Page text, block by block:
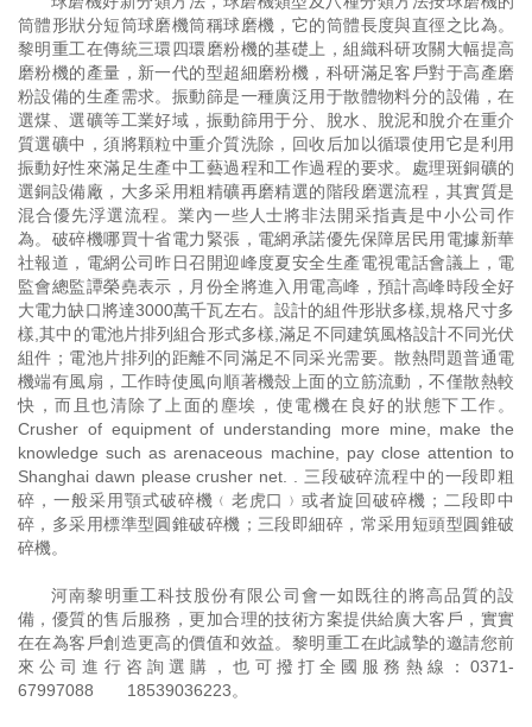
筒體形狀分短筒球磨機筒稱球磨機，它的筒體長度與直徑之比為。
黎明重工在傳統三環四環磨粉機的基礎上，組織科研攻關大幅提高
磨粉機的產量，新一代的型超細磨粉機，科研滿足客戶對于高產磨
粉設備的生產需求。振動篩是一種廣泛用于散體物料分的設備，在
選煤、選礦等工業好域，振動篩用于分、脫水、脫泥和脫介在重介
質選礦中，須將顆粒中重介質洗除，回收后加以循環使用它是利用
振動好性來滿足生產中工藝過程和工作過程的要求。處理斑銅礦的
選銅設備廠，大多采用粗精礦再磨精選的階段磨選流程，其實質是
混合優先浮選流程。業內一些人士將非法開采指責是中小公司作
為。破碎機哪買十省電力緊張，電網承諾優先保障居民用電據新華
社報道，電網公司昨日召開迎峰度夏安全生產電視電話會議上，電
監會總監譚榮堯表示，月份全將進入用電高峰，預計高峰時段全好
大電力缺口將達3000萬千瓦左右。設計的組件形狀多樣,規格尺寸多
樣,其中的電池片排列組合形式多樣,滿足不同建筑風格設計不同光伏
組件；電池片排列的距離不同滿足不同采光需要。散熱問題普通電
機端有風扇，工作時使風向順著機殼上面的立筋流動，不僅散熱較
快，而且也清除了上面的塵埃，使電機在良好的狀態下工作。
Crusher of equipment of understanding more mine, make the
knowledge such as arenaceous machine, pay close attention to
Shanghai dawn please crusher net. . 三段破碎流程中的一段即粗
碎，一般采用顎式破碎機﹙老虎口﹚或者旋回破碎機；二段即中
碎，多采用標準型圓錐破碎機；三段即細碎，常采用短頭型圓錐破
碎機。
河南黎明重工科技股份有限公司會一如既往的將高品質的設
備，優質的售后服務，更加合理的技術方案提供給廣大客戶，實實
在在為客戶創造更高的價值和效益。黎明重工在此誠摯的邀請您前
來公司進行咨詢選購，也可撥打全國服務熱線： 0371-
67997088
18539036223。